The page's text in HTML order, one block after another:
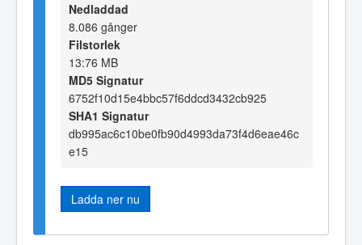
Nedladdad
8.086 gånger
Filstorlek
13:76 MB
MD5 Signatur
6752f10d15e4bbc57f6ddcd3432cb925
SHA1 Signatur
db995ac6c10be0fb90d4993da73f4d6eae46c
e15
Ladda ner nu